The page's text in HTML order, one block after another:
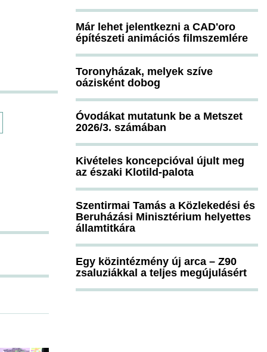
Már lehet jelentkezni a CAD'oro
építészeti animációs filmszemlére
Toronyházak, melyek szíve
oázisként dobog
Óvodákat mutatunk be a Metszet
2026/3. számában
Kivételes koncepcióval újult meg
az északi Klotild-palota
Szentirmai Tamás a Közlekedési és
Beruházási Minisztérium helyettes
államtitkára
Egy közintézmény új arca – Z90
zsaluziákkal a teljes megújulásért